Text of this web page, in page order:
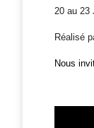
20 au 23
Réalisé
Nous